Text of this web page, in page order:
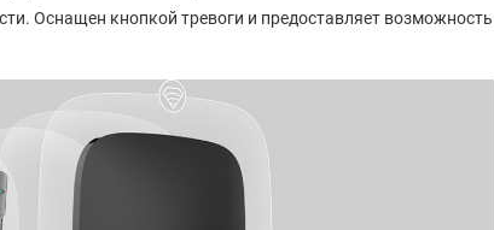
Оснащен кнопкой тревоги и предоставляет возможность